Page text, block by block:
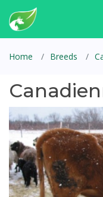
Home Breeds